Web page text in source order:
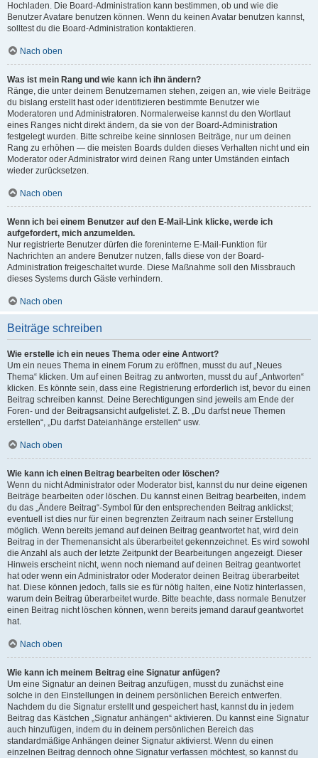
Hochladen. Die Board-Administration kann bestimmen, ob und wie die
Benutzer Avatare benutzen können. Wenn du keinen Avatar benutzen kannst,
solltest du die Board-Administration kontaktieren.
Nach oben
Was ist mein Rang und wie kann ich ihn ändern?
Ränge, die unter deinem Benutzernamen stehen, zeigen an, wie viele Beiträge
du bislang erstellt hast oder identifizieren bestimmte Benutzer wie
Moderatoren und Administratoren. Normalerweise kannst du den Wortlaut
eines Ranges nicht direkt ändern, da sie von der Board-Administration
festgelegt wurden. Bitte schreibe keine sinnlosen Beiträge, nur um deinen
Rang zu erhöhen — die meisten Boards dulden dieses Verhalten nicht und ein
Moderator oder Administrator wird deinen Rang unter Umständen einfach
wieder zurücksetzen.
Nach oben
Wenn ich bei einem Benutzer auf den E-Mail-Link klicke, werde ich
aufgefordert, mich anzumelden.
Nur registrierte Benutzer dürfen die foreninterne E-Mail-Funktion für
Nachrichten an andere Benutzer nutzen, falls diese von der Board-
Administration freigeschaltet wurde. Diese Maßnahme soll den Missbrauch
dieses Systems durch Gäste verhindern.
Nach oben
Beiträge schreiben
Wie erstelle ich ein neues Thema oder eine Antwort?
Um ein neues Thema in einem Forum zu eröffnen, musst du auf „Neues
Thema“ klicken. Um auf einen Beitrag zu antworten, musst du auf „Antworten“
klicken. Es könnte sein, dass eine Registrierung erforderlich ist, bevor du einen
Beitrag schreiben kannst. Deine Berechtigungen sind jeweils am Ende der
Foren- und der Beitragsansicht aufgelistet. Z. B. „Du darfst neue Themen
erstellen“, „Du darfst Dateianhänge erstellen“ usw.
Nach oben
Wie kann ich einen Beitrag bearbeiten oder löschen?
Wenn du nicht Administrator oder Moderator bist, kannst du nur deine eigenen
Beiträge bearbeiten oder löschen. Du kannst einen Beitrag bearbeiten, indem
du das „Ändere Beitrag“-Symbol für den entsprechenden Beitrag anklickst;
eventuell ist dies nur für einen begrenzten Zeitraum nach seiner Erstellung
möglich. Wenn bereits jemand auf deinen Beitrag geantwortet hat, wird dein
Beitrag in der Themenansicht als überarbeitet gekennzeichnet. Es wird sowohl
die Anzahl als auch der letzte Zeitpunkt der Bearbeitungen angezeigt. Dieser
Hinweis erscheint nicht, wenn noch niemand auf deinen Beitrag geantwortet
hat oder wenn ein Administrator oder Moderator deinen Beitrag überarbeitet
hat. Diese können jedoch, falls sie es für nötig halten, eine Notiz hinterlassen,
warum dein Beitrag überarbeitet wurde. Bitte beachte, dass normale Benutzer
einen Beitrag nicht löschen können, wenn bereits jemand darauf geantwortet
hat.
Nach oben
Wie kann ich meinem Beitrag eine Signatur anfügen?
Um eine Signatur an deinen Beitrag anzufügen, musst du zunächst eine
solche in den Einstellungen in deinem persönlichen Bereich entwerfen.
Nachdem du die Signatur erstellt und gespeichert hast, kannst du in jedem
Beitrag das Kästchen „Signatur anhängen“ aktivieren. Du kannst eine Signatur
auch hinzufügen, indem du in deinem persönlichen Bereich das
standardmäßige Anhängen deiner Signatur aktivierst. Wenn du einen
einzelnen Beitrag dennoch ohne Signatur verfassen möchtest, so kannst du